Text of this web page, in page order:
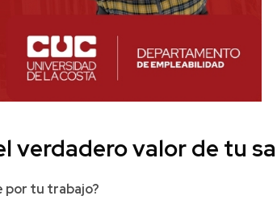
verdadero valor de tu
por tu trabajo?